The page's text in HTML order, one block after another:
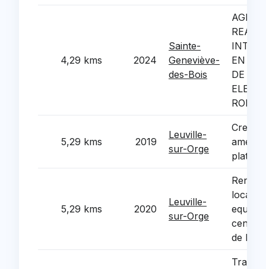
4,29 kms 2024
Sainte-
Geneviève-
des-Bois
EN
DE
5,29 kms 2019
Leuville-
sur-Orge
5,29 kms 2020
Leuville-
sur-Orge
locaux
de